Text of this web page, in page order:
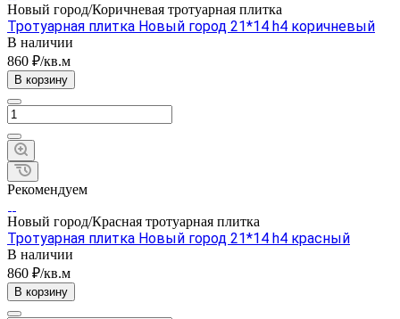
Новый город/Коричневая тротуарная плитка
Тротуарная плитка Новый город 21*14 h4 коричневый
В наличии
860 ₽/кв.м
В корзину
Рекомендуем
Новый город/Красная тротуарная плитка
Тротуарная плитка Новый город 21*14 h4 красный
В наличии
860 ₽/кв.м
В корзину